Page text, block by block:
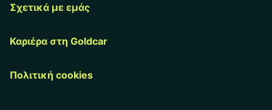
Σχετικά με εμάς
Καριέρα στη Goldcar
Πολιτική cookies